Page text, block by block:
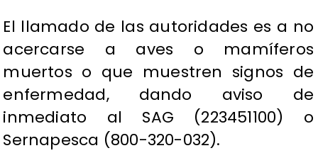
El llamado de las autoridades es a no
acercarse a aves o mamíferos
muertos o que muestren signos de
enfermedad, dando aviso de
inmediato al SAG (223451100) o
Sernapesca (800-320-032).